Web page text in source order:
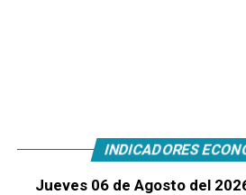
INDICADORES
Jueves 06 de Agosto del